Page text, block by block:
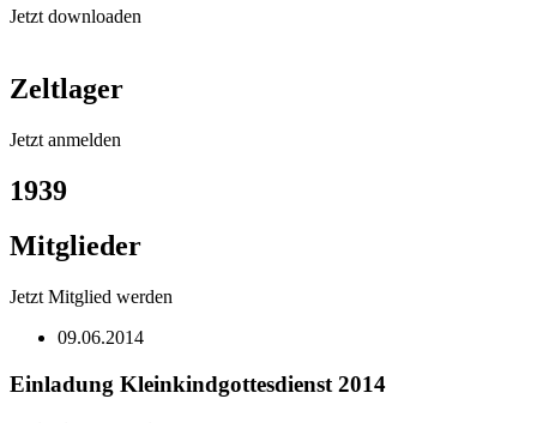
Jetzt downloaden
Zeltlager
Jetzt anmelden
1939
Mitglieder
Jetzt Mitglied werden
09.06.2014
Einladung Kleinkindgottesdienst 2014